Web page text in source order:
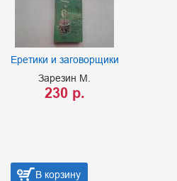
Еретики и заговорщики
Зарезин М.
230 р.
В корзину